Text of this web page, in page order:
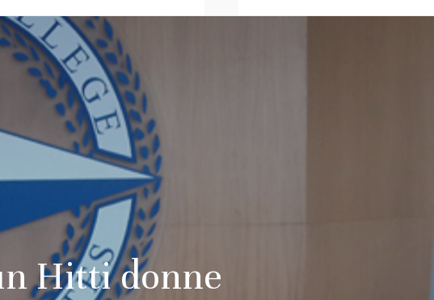
Hitti donne